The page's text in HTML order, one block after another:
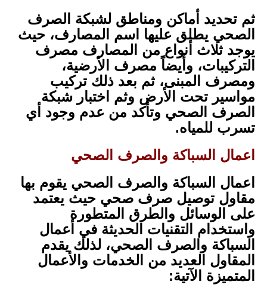
ثم تحديد أماكن ومناطق لشبكة الصرف
الصحي يطلق عليها اسم المصارف، حيث
يوجد ثلاث أنواع من المصارف مصرف
التركيبات، وأيضاً مصرف الأرضية،
ومصرف المبنى، ثم بعد ذلك تركيب
مواسير تحت الأرض وثم اختبار شبكة
الصرف الصحي وتأكد من عدم وجود أي
تسرب للمياه.
اعمال السباكة والصرف الصحي
اعمال السباكة والصرف الصحي يقوم بها
مقاول توصيل صرف صحي حيث يعتمد
على الوسائل والطرق المتطورة
واستخدام التقنيات الحديثة في أعمال
السباكة والصرف الصحي، لذلك يقدم
المقاول العديد من الخدمات والأعمال
المتميزة الآتية: